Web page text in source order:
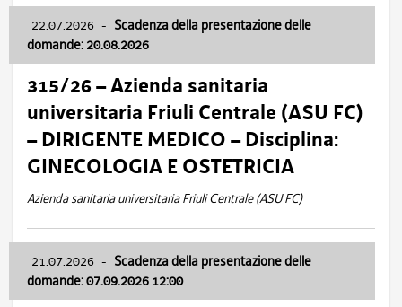
22.07.2026 - Scadenza della presentazione delle
domande: 20.08.2026
315/26 – Azienda sanitaria
universitaria Friuli Centrale (ASU FC)
– DIRIGENTE MEDICO – Disciplina:
GINECOLOGIA E OSTETRICIA
Azienda sanitaria universitaria Friuli Centrale (ASU FC)
21.07.2026 - Scadenza della presentazione delle
domande: 07.09.2026 12:00